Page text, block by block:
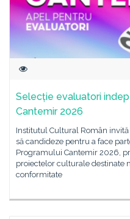
Selecție evaluatori
Cantemir 2026
Institutul Cultural Român
să candideze pentru a face
Programului Cantemir 2026,
proiectelor culturale destinate
conformitate